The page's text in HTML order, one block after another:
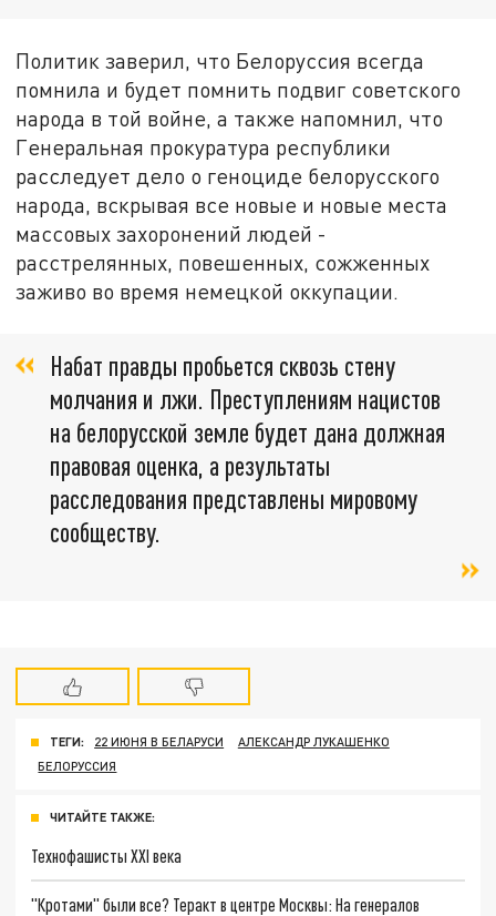
Политик заверил, что Белоруссия всегда
помнила и будет помнить подвиг советского
народа в той войне, а также напомнил, что
Генеральная прокуратура республики
расследует дело о геноциде белорусского
народа, вскрывая все новые и новые места
массовых захоронений людей -
расстрелянных, повешенных, сожженных
заживо во время немецкой оккупации.
Набат правды пробьется сквозь стену
молчания и лжи. Преступлениям нацистов
на белорусской земле будет дана должная
правовая оценка, а результаты
расследования представлены мировому
сообществу.
ТЕГИ: 22 ИЮНЯ В БЕЛАРУСИ
АЛЕКСАНДР ЛУКАШЕНКО
БЕЛОРУССИЯ
ЧИТАЙТЕ ТАКЖЕ:
Технофашисты XXI века
"Кротами" были все? Теракт в центре Москвы: На генералов